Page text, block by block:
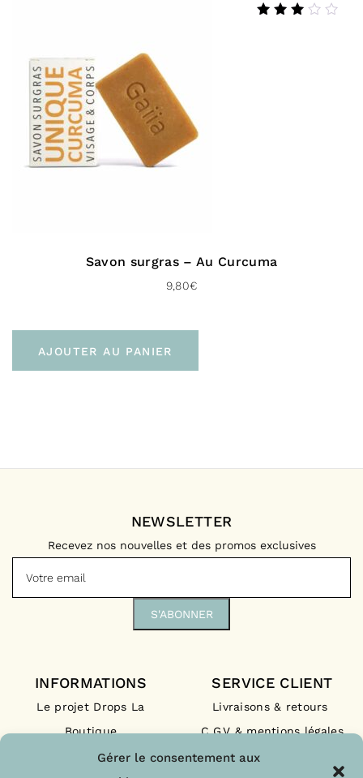
Gérer le consentement aux
Savon surgras – Au Curcuma
9,80€
AJOUTER AU PANIER
INFORMATIONS
Le projet Drops La
Boutique
Nos engagements
SERVICE CLIENT
Livraisons & retours
C.G.V & mentions légales
F.A.Q
NEWSLETTER
Recevez nos nouvelles et des promos exclusives